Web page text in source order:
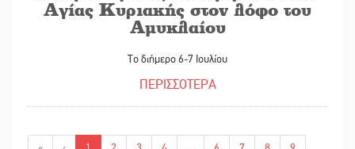
Αγίας Κυριακής στον λόφο του
Αμυκλαίου
Το διήμερο 6-7 Ιουλίου
ΠΕΡΙΣΣΟΤΕΡΑ